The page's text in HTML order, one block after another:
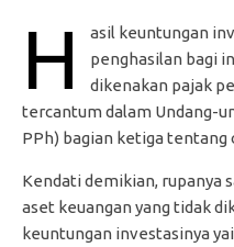
H
asil keuntungan
penghasilan bagi
dikenakan pajak
tercantum dalam Undang-
PPh) bagian ketiga tentang
Kendati demikian, rupanya
aset keuangan yang tidak
keuntungan investasinya